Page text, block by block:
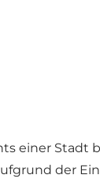
einer
der